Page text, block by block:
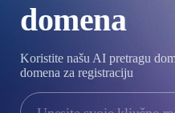
domena
Koristite našu AI pretragu
domena za registraciju